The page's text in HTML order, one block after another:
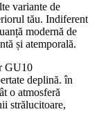
variante de
tău. Indiferent
modernă de
și atemporală.
GU10
deplină. în
o atmosferă
strălucitoare,